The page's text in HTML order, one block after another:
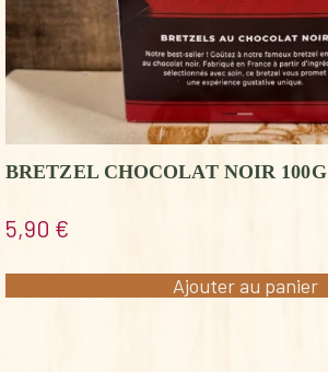
BRETZEL CHOCOLAT NOIR 100G
5,90 €
Ajouter au panier